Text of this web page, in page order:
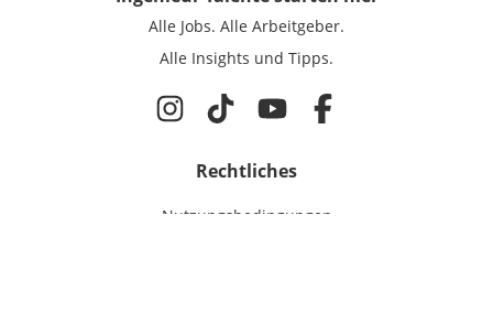
Alle Jobs. Alle Arbeitgeber.
Alle Insights und Tipps.
Rechtliches
Nutzungsbedingungen